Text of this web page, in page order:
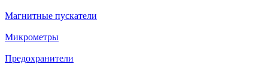
Магнитные пускатели
Микрометры
Предохранители